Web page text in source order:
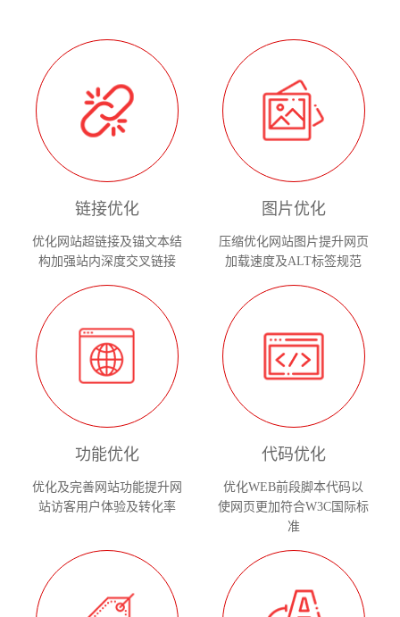
链接优化
优化网站超链接及锚文本结
构加强站内深度交叉链接
图片优化
压缩优化网站图片提升网页
加载速度及ALT标签规范
功能优化
优化及完善网站功能提升网
站访客用户体验及转化率
代码优化
优化WEB前段脚本代码以
使网页更加符合W3C国际标
准